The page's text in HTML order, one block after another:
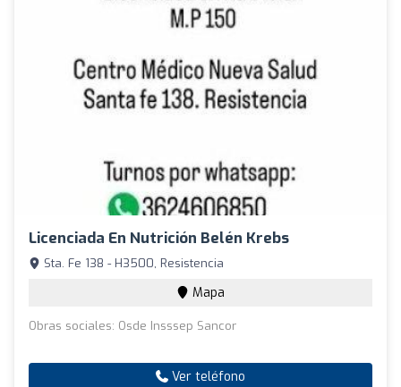
Licenciada En Nutrición Belén Krebs
Sta. Fe 138 - H3500, Resistencia
Mapa
Obras sociales: Osde Insssep Sancor
Ver teléfono